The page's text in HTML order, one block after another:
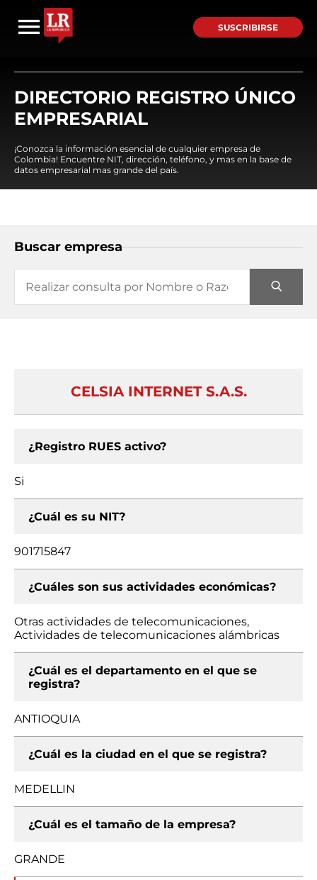
SUSCRIBIRSE
DIRECTORIO REGISTRO ÚNICO
EMPRESARIAL
¡Conozca la información esencial de cualquier empresa de
Colombia! Encuentre NIT, dirección, teléfono, y mas en la base de
datos empresarial mas grande del país.
Buscar empresa
CELSIA INTERNET S.A.S.
¿Registro RUES activo?
Si
¿Cuál es su NIT?
901715847
¿Cuáles son sus actividades económicas?
Otras actividades de telecomunicaciones,
Actividades de telecomunicaciones alámbricas
¿Cuál es el departamento en el que se
registra?
ANTIOQUIA
¿Cuál es la ciudad en el que se registra?
MEDELLIN
¿Cuál es el tamaño de la empresa?
GRANDE